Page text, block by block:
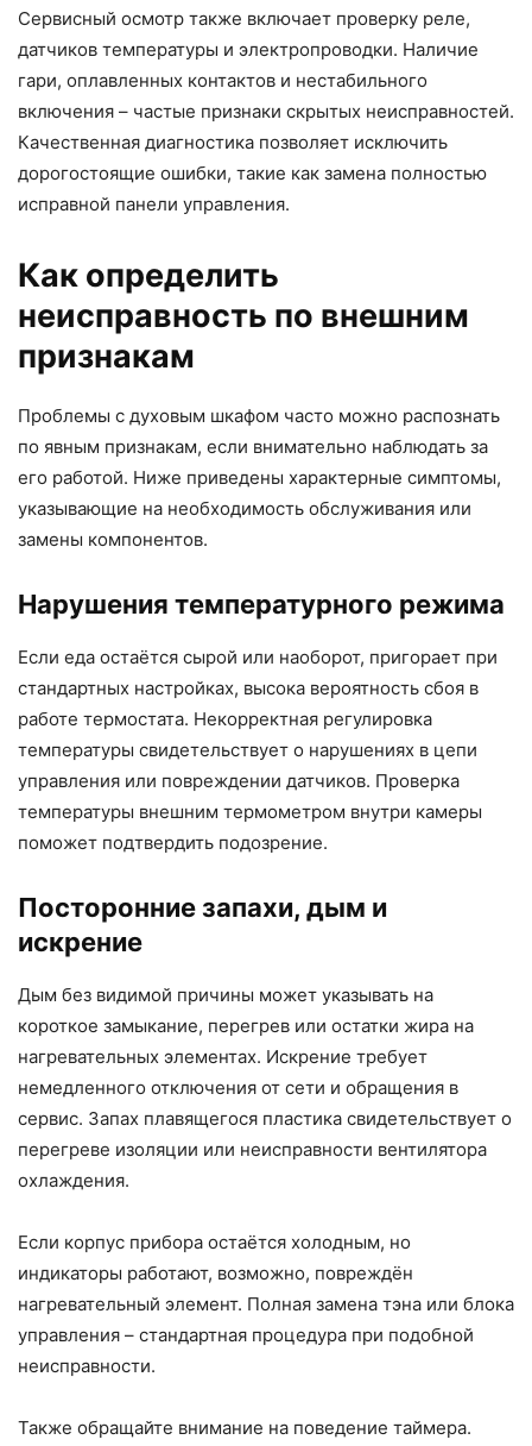
Сервисный осмотр также включает проверку реле,
датчиков температуры и электропроводки. Наличие
гари, оплавленных контактов и нестабильного
включения – частые признаки скрытых неисправностей.
Качественная диагностика позволяет исключить
дорогостоящие ошибки, такие как замена полностью
исправной панели управления.
Как определить
неисправность по внешним
признакам
Проблемы с духовым шкафом часто можно распознать
по явным признакам, если внимательно наблюдать за
его работой. Ниже приведены характерные симптомы,
указывающие на необходимость обслуживания или
замены компонентов.
Нарушения температурного режима
Если еда остаётся сырой или наоборот, пригорает при
стандартных настройках, высока вероятность сбоя в
работе термостата. Некорректная регулировка
температуры свидетельствует о нарушениях в цепи
управления или повреждении датчиков. Проверка
температуры внешним термометром внутри камеры
поможет подтвердить подозрение.
Посторонние запахи, дым и
искрение
Дым без видимой причины может указывать на
короткое замыкание, перегрев или остатки жира на
нагревательных элементах. Искрение требует
немедленного отключения от сети и обращения в
сервис. Запах плавящегося пластика свидетельствует о
перегреве изоляции или неисправности вентилятора
охлаждения.
Если корпус прибора остаётся холодным, но
индикаторы работают, возможно, повреждён
нагревательный элемент. Полная замена тэна или блока
управления – стандартная процедура при подобной
неисправности.
Также обращайте внимание на поведение таймера.